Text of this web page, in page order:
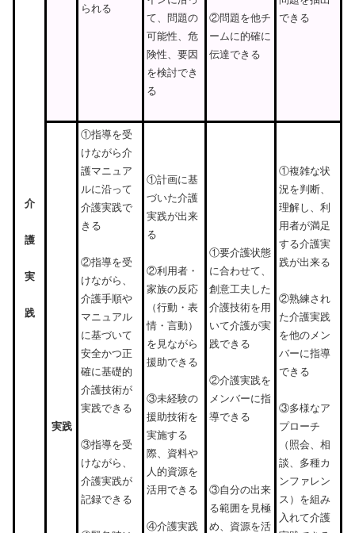
介
護
実
践
られる
て、問題の
可能性、危
険性、要因
を検討でき
る
②問題を他チ
ームに的確に
伝達できる
できる
実践
①指導を受
けながら介
護マニュア
ルに沿って
介護実践で
きる
②指導を受
けながら、
介護手順や
マニュアル
に基づいて
安全かつ正
確に基礎的
介護技術が
実践できる
③指導を受
けながら、
介護実践が
記録できる
①計画に基
づいた介護
実践が出来
る
②利用者・
家族の反応
（行動・表
情・言動）
を見ながら
援助できる
③未経験の
援助技術を
実施する
際、資料や
人的資源を
活用できる
④介護実践
①要介護状態
に合わせて、
創意工夫した
介護技術を用
いて介護が実
践できる
②介護実践を
メンバーに指
導できる
③自分の出来
る範囲を見極
め、資源を活
①複雑な状
況を判断、
理解し、利
用者が満足
する介護実
践が出来る
②熟練され
た介護実践
を他のメン
バーに指導
できる
③多様なア
プローチ
（照会、相
談、多種カ
ンファレン
ス）を組み
入れて介護